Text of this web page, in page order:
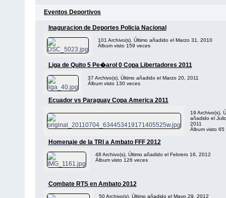
Eventos Deportivos
Inaguracion de Deportes Policia Nacional
101 Archivo(s), Último añadido el Marzo 31, 2010
Álbum visto 159 veces
Liga de Quito 5 Pe�arol 0 Copa Libertadores 2011
37 Archivo(s), Último añadido el Marzo 20, 2011
Álbum visto 130 veces
Ecuador vs Paraguay Copa America 2011
19 Archivo(s),
añadido el
2011
Álbum visto 65
Homenaje de la TRI a Ambato FFF 2012
48 Archivo(s), Último añadido el Febrero 16, 2012
Álbum visto 126 veces
Combate RTS en Ambato 2012
50 Archivo(s), Último añadido el Mayo 29, 2012